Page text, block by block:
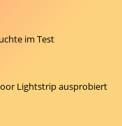
im Test
Lightstrip ausprobiert